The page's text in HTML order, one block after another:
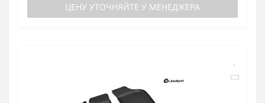
ЦЕНУ УТОЧНЯЙТЕ У МЕНЕДЖЕРА